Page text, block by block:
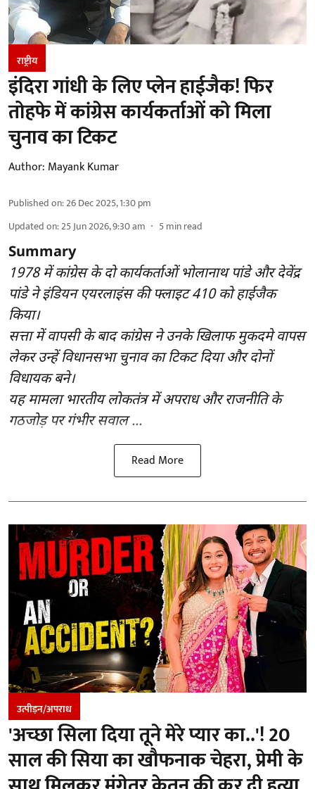
राष्ट्रीय
इंदिरा गांधी के लिए प्लेन हाईजैक! फिर
तोहफे में कांग्रेस कार्यकर्ताओं को मिला
चुनाव का टिकट
Author: Mayank Kumar
Published on:26 Dec 2025, 1:30 pm
Updated on:25 Jun 2026, 9:30 am 5min read
Summary
1978 में कांग्रेस के दो कार्यकर्ताओं भोलानाथ पांडे और देवेंद्र
पांडे ने इंडियन एयरलाइंस की फ्लाइट 410 को हाईजैक
किया।
सत्ता में वापसी के बाद कांग्रेस ने उनके खिलाफ मुकदमे वापस
लेकर उन्हें विधानसभा चुनाव का टिकट दिया और दोनों
विधायक बने।
यह मामला भारतीय लोकतंत्र में अपराध और राजनीति के
गठजोड़ पर गंभीर सवाल ...
Read More
उत्पीड़न/अपराध
'अच्छा सिला दिया तूने मेरे प्यार का..'! 20
साल की सिया का खौफनाक चेहरा, प्रेमी के